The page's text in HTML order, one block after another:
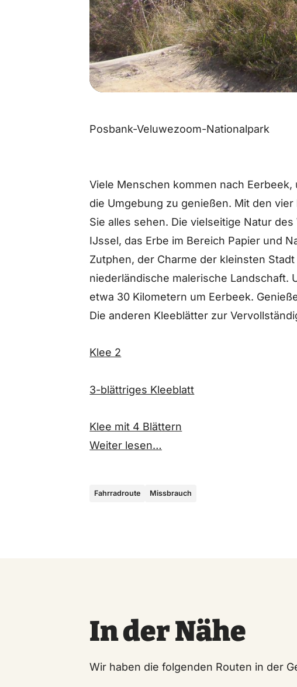
Posbank-Veluwezoom-Nationalpark
Viele Menschen kommen nach
die Umgebung zu genießen. Mit den
Sie alles sehen. Die vielseitige Natur
IJssel, das Erbe im Bereich Papier und
Zutphen, der Charme der kleinsten
niederländische malerische Landschaft.
etwa 30 Kilometern um Eerbeek.
Die anderen Kleeblätter zur
Klee 2
3-blättriges Kleeblatt
Klee mit 4 Blättern
Weiter lesen…
Fahrradroute Missbrauch
In der Nähe
Wir haben die folgenden Routen in der